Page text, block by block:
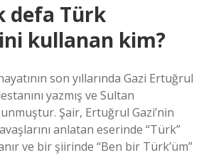
defa Türk
kullanan kim?
son yıllarında Gazi Ertuğrul
yazmış ve Sultan
Şair, Ertuğrul Gazi’nin
anlatan eserinde “Türk”
ve bir şiirinde “Ben bir Türk’üm”